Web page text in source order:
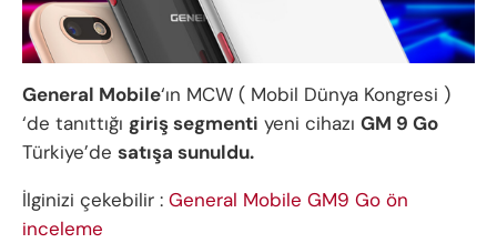
General Mobile‘ın MCW ( Mobil Dünya Kongresi )
‘de tanıttığı giriş segmenti yeni cihazı GM 9 Go
Türkiye’de satışa sunuldu.
İlginizi çekebilir : General Mobile GM9 Go ön
inceleme